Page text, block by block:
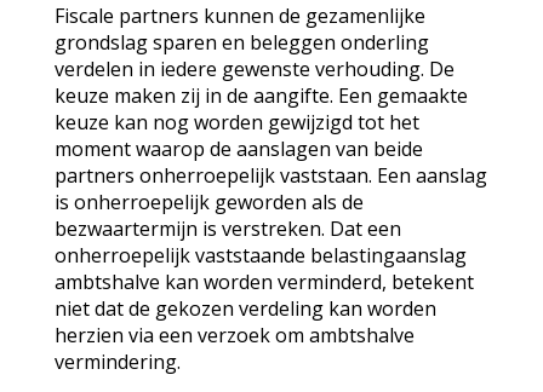
Fiscale partners kunnen de gezamenlijke
grondslag sparen en beleggen onderling
verdelen in iedere gewenste verhouding. De
keuze maken zij in de aangifte. Een gemaakte
keuze kan nog worden gewijzigd tot het
moment waarop de aanslagen van beide
partners onherroepelijk vaststaan. Een aanslag
is onherroepelijk geworden als de
bezwaartermijn is verstreken. Dat een
onherroepelijk vaststaande belastingaanslag
ambtshalve kan worden verminderd, betekent
niet dat de gekozen verdeling kan worden
herzien via een verzoek om ambtshalve
vermindering.